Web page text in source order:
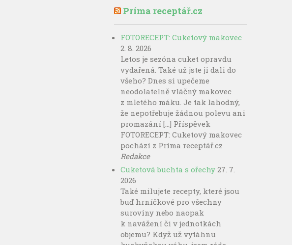
Príma receptář.cz
FOTORECEPT: Cuketový makovec
2. 8. 2026
Letos je sezóna cuket opravdu
vydařená. Také už jste ji dali do
všeho? Dnes si upečeme
neodolatelně vláčný makovec
z mletého máku. Je tak lahodný,
že nepotřebuje žádnou polevu ani
promazání […] Příspěvek
FOTORECEPT: Cuketový makovec
pochází z Príma receptář.cz
Redakce
Cuketová buchta s ořechy 27. 7.
2026
Také milujete recepty, které jsou
buď hrníčkové pro všechny
suroviny nebo naopak
k navážení či v jednotkách
objemu? Když už vytáhnu